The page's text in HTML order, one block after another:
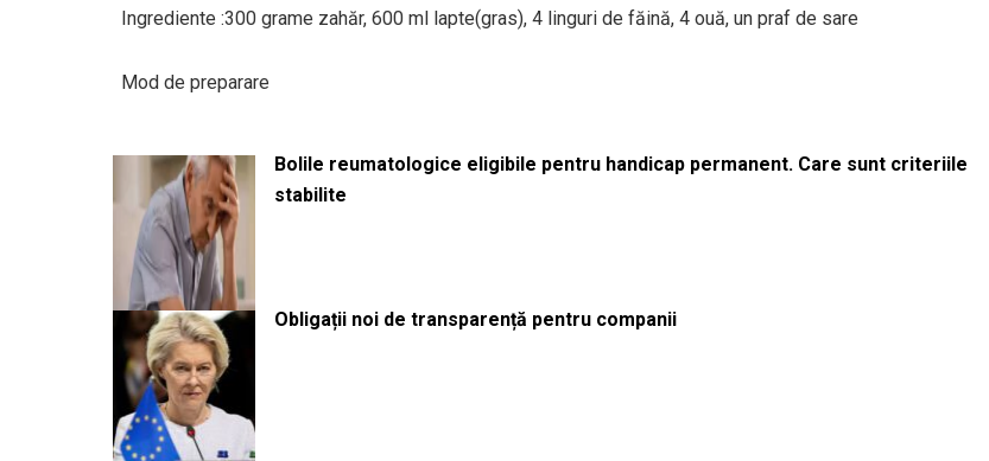
Ingrediente :300 grame zahăr, 600 ml lapte(gras), 4 linguri de făină, 4 ouă, un praf de sare
Mod de preparare
Bolile reumatologice eligibile pentru handicap permanent. Care sunt criteriile
stabilite
Obligații noi de transparență pentru companii